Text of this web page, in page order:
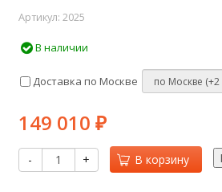
Артикул: 2025
В наличии
Доставка по Москве
149 010 ₽
- + В корзину